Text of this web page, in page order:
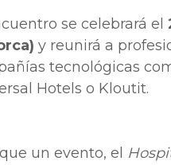
se celebrará el
y reunirá a
tecnológicas
Hotels o Kloutit.
un evento, el